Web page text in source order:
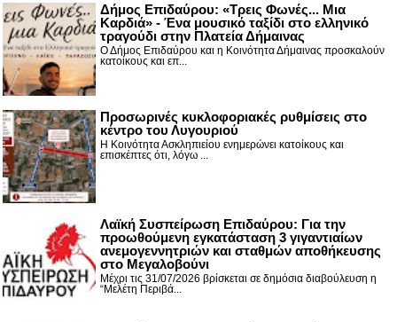
Δήμος Επιδαύρου: «Τρεις Φωνές... Μια
Καρδιά» - Ένα μουσικό ταξίδι στο ελληνικό
τραγούδι στην Πλατεία Δήμαινας
Ο Δήμος Επιδαύρου και η Κοινότητα Δήμαινας προσκαλούν
κατοίκους και επ...
Προσωρινές κυκλοφοριακές ρυθμίσεις στο
κέντρο του Λυγουριού
Η Κοινότητα Ασκληπιείου ενημερώνει κατοίκους και
επισκέπτες ότι, λόγω ...
Λαϊκή Συσπείρωση Επιδαύρου: Για την
προωθούμενη εγκατάσταση 3 γιγαντιαίων
ανεμογεννητριών και σταθμών αποθήκευσης
στο Μεγαλοβούνι
Μέχρι τις 31/07/2026 βρίσκεται σε δημόσια διαβούλευση η
“Μελέτη Περιβά...